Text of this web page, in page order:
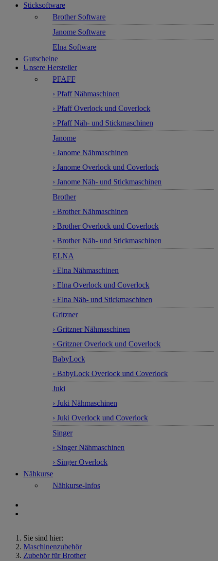
Sticksoftware
Brother Software
Janome Software
Elna Software
Gutscheine
Unsere Hersteller
PFAFF
› Pfaff Nähmaschinen
› Pfaff Overlock und Coverlock
› Pfaff Näh- und Stickmaschinen
Janome
› Janome Nähmaschinen
› Janome Overlock und Coverlock
› Janome Näh- und Stickmaschinen
Brother
› Brother Nähmaschinen
› Brother Overlock und Coverlock
› Brother Näh- und Stickmaschinen
ELNA
› Elna Nähmaschinen
› Elna Overlock und Coverlock
› Elna Näh- und Stickmaschinen
Gritzner
› Gritzner Nähmaschinen
› Gritzner Overlock und Coverlock
BabyLock
› BabyLock Overlock und Coverlock
Juki
› Juki Nähmaschinen
› Juki Overlock und Coverlock
Singer
› Singer Nähmaschinen
› Singer Overlock
Nähkurse
Nähkurse-Infos
Sie sind hier:
Maschinenzubehör
Zubehör für Brother